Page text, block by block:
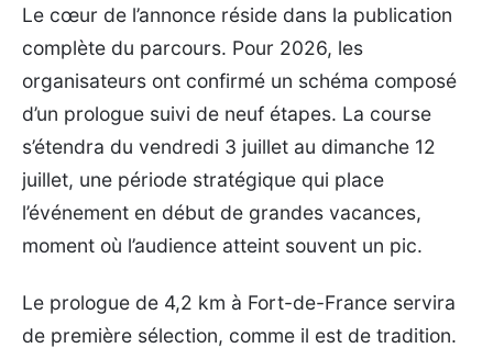
Le cœur de l’annonce réside dans la publication
complète du parcours. Pour 2026, les
organisateurs ont confirmé un schéma composé
d’un prologue suivi de neuf étapes. La course
s’étendra du vendredi 3 juillet au dimanche 12
juillet, une période stratégique qui place
l’événement en début de grandes vacances,
moment où l’audience atteint souvent un pic.
Le prologue de 4,2 km à Fort-de-France servira
de première sélection, comme il est de tradition.